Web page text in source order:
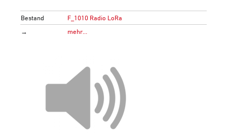
Bestand
F_1010 Radio LoRa
→
mehr…